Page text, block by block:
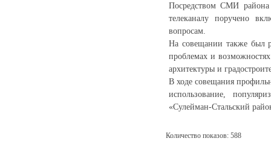
Посредством СМИ района
телеканалу поручено
вопросам.
На совещании также был
проблемах и
архитектуры и
В ходе совещания
использование,
«Сулейман-Стальский
Количество показов: 588